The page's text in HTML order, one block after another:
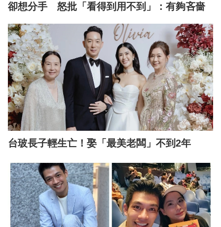
卻想分手 怒批「看得到用不到」：有夠吝嗇
台玻長子輕生亡！娶「最美老闆」不到2年